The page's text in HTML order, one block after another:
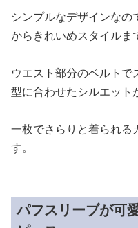
シンプルなデザインなの
からきれいめスタイルま
ウエスト部分のベルト
型に合わせたシルエット
一枚でさらりと着られる
す。
パフスリーブが可